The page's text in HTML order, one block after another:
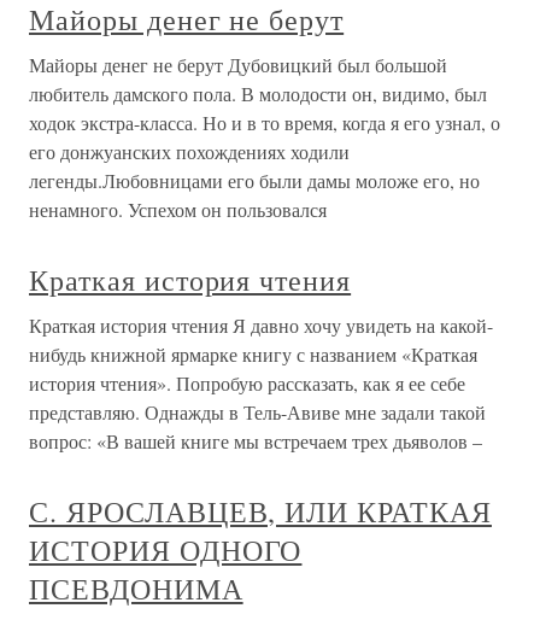
Майоры денег не берут
Майоры денег не берут Дубовицкий был большой
любитель дамского пола. В молодости он, видимо, был
ходок экстра-класса. Но и в то время, когда я его узнал, о
его донжуанских похождениях ходили
легенды.Любовницами его были дамы моложе его, но
ненамного. Успехом он пользовался
Краткая история чтения
Краткая история чтения Я давно хочу увидеть на какой-
нибудь книжной ярмарке книгу с названием «Краткая
история чтения». Попробую рассказать, как я ее себе
представляю. Однажды в Тель-Авиве мне задали такой
вопрос: «В вашей книге мы встречаем трех дьяволов –
С. ЯРОСЛАВЦЕВ, ИЛИ КРАТКАЯ
ИСТОРИЯ ОДНОГО
ПСЕВДОНИМА